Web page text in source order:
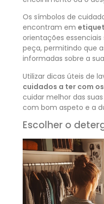
Os símbolos de
encontram em
orientações
peça, permitindo que
informadas sobre a
Utilizar dicas úteis de
cuidados a ter com
cuidar melhor das
com bom aspeto e a
Escolher o